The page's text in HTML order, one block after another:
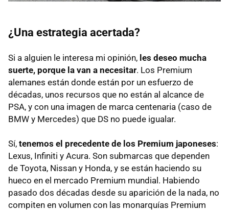
¿Una estrategia acertada?
Si a alguien le interesa mi opinión, les deseo mucha
suerte, porque la van a necesitar. Los Premium
alemanes están donde están por un esfuerzo de
décadas, unos recursos que no están al alcance de
PSA, y con una imagen de marca centenaria (caso de
BMW y Mercedes) que DS no puede igualar.
Sí, tenemos el precedente de los Premium japoneses:
Lexus, Infiniti y Acura. Son submarcas que dependen
de Toyota, Nissan y Honda, y se están haciendo su
hueco en el mercado Premium mundial. Habiendo
pasado dos décadas desde su aparición de la nada, no
compiten en volumen con las monarquías Premium